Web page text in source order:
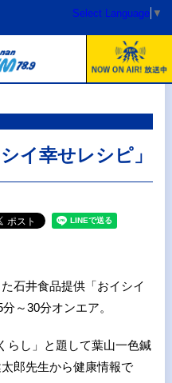
Select Language ▼
イ幸せレシピ」
石井食品提供「おイシイ
～30分オンエア。
らし」と題して葉山一色鍼
郎先生から健康情報で